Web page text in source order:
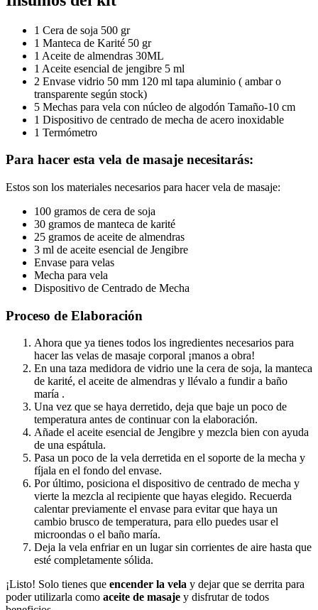
1 Cera de soja 500 gr
1 Manteca de Karité 50 gr
1 Aceite de almendras 30ML
1 Aceite esencial de jengibre 5 ml
2 Envase vidrio 50 mm 120 ml tapa aluminio ( ambar o
transparente según stock)
5 Mechas para vela con núcleo de algodón Tamaño-10 cm
1 Dispositivo de centrado de mecha de acero inoxidable
1 Termómetro
Para hacer esta vela de masaje necesitarás:
Estos son los materiales necesarios para hacer vela de masaje:
100 gramos de cera de soja
30 gramos de manteca de karité
25 gramos de aceite de almendras
3 ml de aceite esencial de Jengibre
Envase para velas
Mecha para vela
Dispositivo de Centrado de Mecha
Proceso de Elaboración
Ahora que ya tienes todos los ingredientes necesarios para
hacer las velas de masaje corporal ¡manos a obra!
En una taza medidora de vidrio une la cera de soja, la manteca
de karité, el aceite de almendras y llévalo a fundir a baño
maría .
Una vez que se haya derretido, deja que baje un poco de
temperatura antes de continuar con la elaboración.
Añade el aceite esencial de Jengibre y mezcla bien con ayuda
de una espátula.
Pasa un poco de la vela derretida en el soporte de la mecha y
fíjala en el fondo del envase.
Por último, posiciona el dispositivo de centrado de mecha y
vierte la mezcla al recipiente que hayas elegido. Recuerda
calentar previamente el envase para evitar que haya un
cambio brusco de temperatura, para ello puedes usar el
microondas o el baño maría.
Deja la vela enfriar en un lugar sin corrientes de aire hasta que
esté completamente sólida.
¡Listo! Solo tienes que encender la vela y dejar que se derrita para
poder utilizarla como aceite de masaje y disfrutar de todos